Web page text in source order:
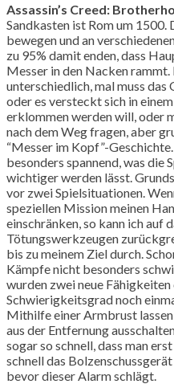
Assassin’s Creed:
Sandkasten ist Rom um 1500.
bewegen und an
zu 95% damit enden, dass
Messer in den Nacken
unterschiedlich, mal muss
oder es versteckt sich in
erklommen werden will, oder
nach dem Weg fragen, aber
“Messer im Kopf”-
besonders spannend, was die
wichtiger werden lässt.
vor zwei Spielsituationen.
speziellen Mission meinen
einschränken, so kann ich auf
Tötungswerkzeugen
bis zu meinem Ziel durch.
Kämpfe nicht besonders
wurden zwei neue
Schwierigkeitsgrad noch
Mithilfe einer Armbrust lassen
aus der Entfernung
sogar so schnell, dass man
schnell das
bevor dieser Alarm schlägt.